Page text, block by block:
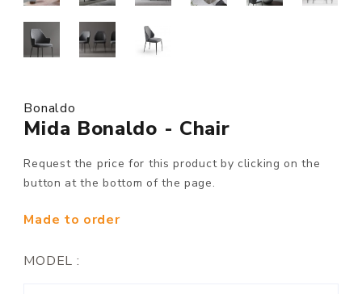
Bonaldo
Mida Bonaldo - Chair
Request the price for this product by clicking on the
button at the bottom of the page.
Made to order
MODEL :